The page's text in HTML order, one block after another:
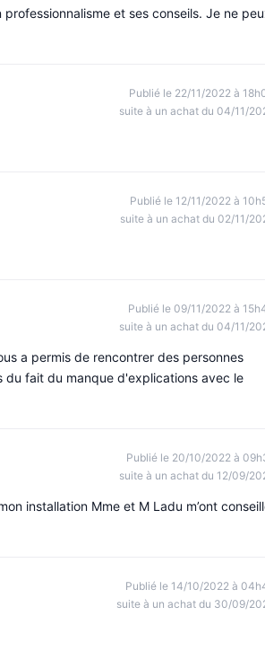
et ses conseils. Je ne
Publié le 22/11/2022 à
suite à un achat du 04/11/
Publié le 12/11/2022 à
suite à un achat du 02/11/
Publié le 09/11/2022 à
suite à un achat du 04/11/
a permis de rencontrer des personnes
fait du manque d'explications avec le
Publié le 20/10/2022 à
suite à un achat du 12/09/
installation Mme et M Ladu m’ont
Publié le 14/10/2022 à
suite à un achat du 30/09/